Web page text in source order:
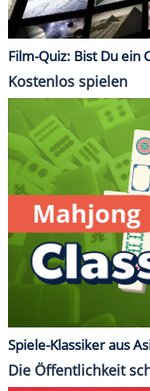
Film-Quiz: Bist Du ein
Kostenlos spielen
Spiele-Klassiker aus
Die Öffentlichkeit